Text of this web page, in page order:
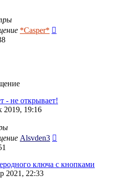
*Casper*
- не открывает!
2019, 19:16
Alsvden3
ключа с кнопками
2021, 22:33